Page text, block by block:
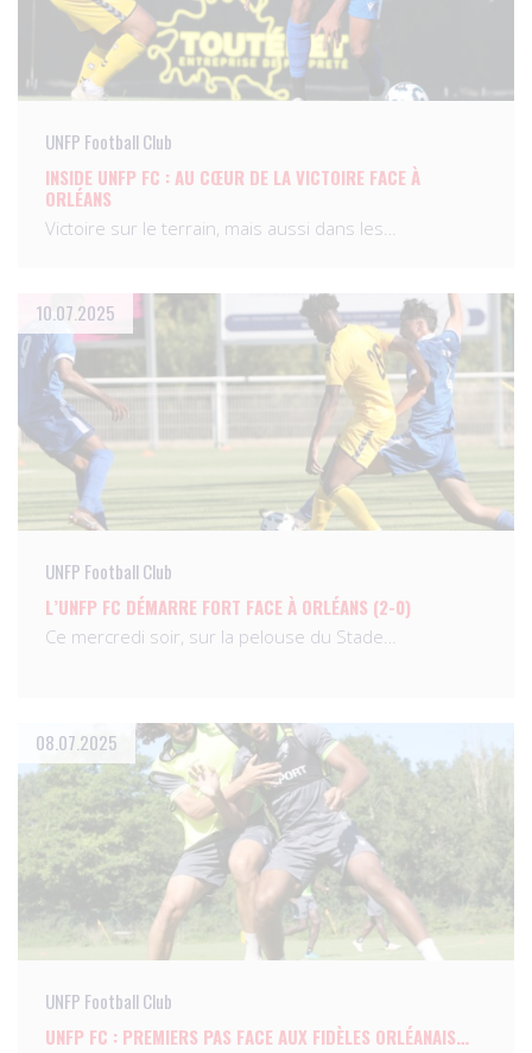
UNFP Football Club
INSIDE UNFP FC : AU CŒUR DE LA VICTOIRE FACE À
ORLÉANS
Victoire sur le terrain, mais aussi dans les…
10.07.2025
UNFP Football Club
L’UNFP FC DÉMARRE FORT FACE À ORLÉANS (2-0)
Ce mercredi soir, sur la pelouse du Stade…
08.07.2025
UNFP Football Club
UNFP FC : PREMIERS PAS FACE AUX FIDÈLES ORLÉANAIS…